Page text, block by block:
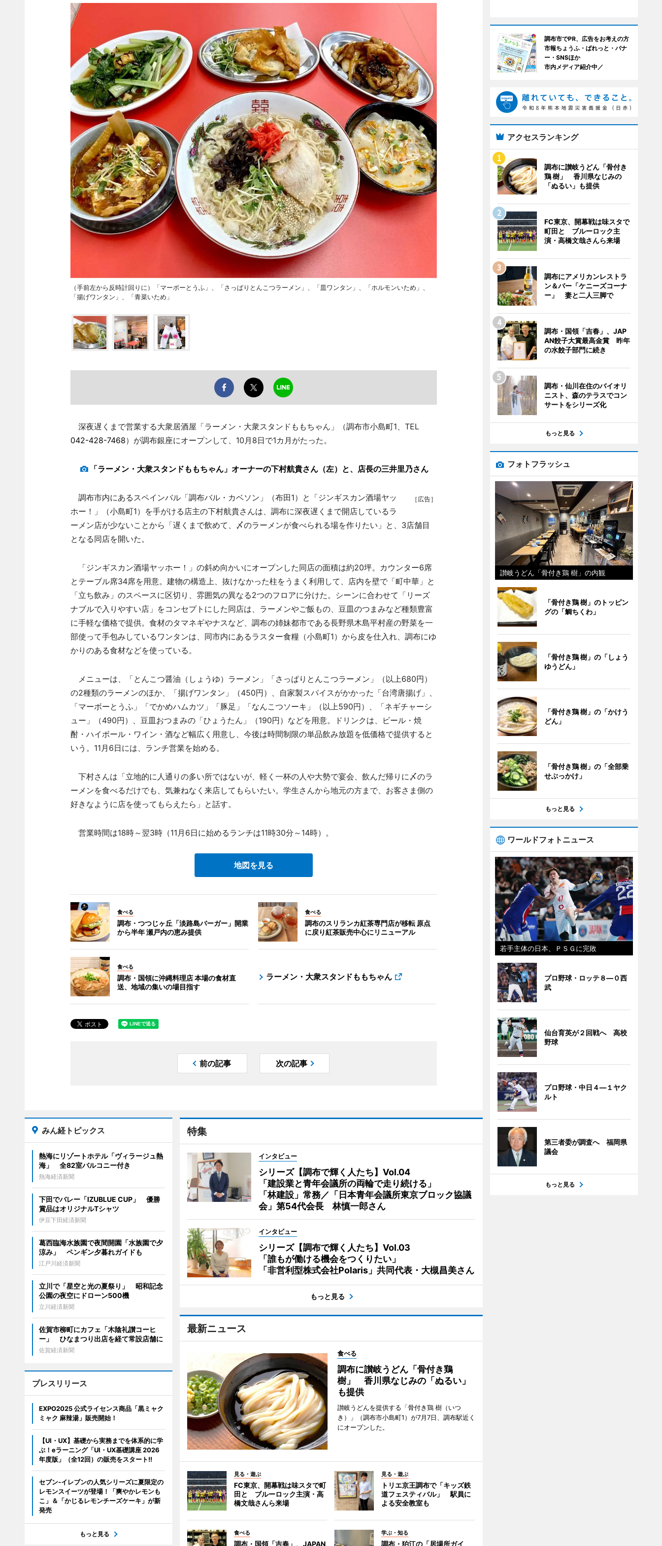
（手前左から反時計回りに）「マーボーとうふ」、「さっぱりとんこつラーメン」、「皿ワンタン」、「ホルモンいため」、
「揚げワンタン」、「青菜いため」
深夜遅くまで営業する大衆居酒屋「ラーメン・大衆スタンドももちゃん」（調布市小島町1、TEL
042-428-7468）が調布銀座にオープンして、10月8日で1カ月がたった。
「ラーメン・大衆スタンドももちゃん」オーナーの下村航貴さん（左）と、店長の三井里乃さん
［広告］
調布市内にあるスペインバル「調布バル・カベソン」（布田1）と「ジンギスカン酒場ヤッ
ホー！」（小島町1）を手がける店主の下村航貴さんは、調布に深夜遅くまで開店しているラ
ーメン店が少ないことから「遅くまで飲めて、〆のラーメンが食べられる場を作りたい」と、3店舗目
となる同店を開いた。
「ジンギスカン酒場ヤッホー！」の斜め向かいにオープンした同店の面積は約20坪。カウンター6席
とテーブル席34席を用意。建物の構造上、抜けなかった柱をうまく利用して、店内を壁で「町中華」と
「立ち飲み」のスペースに区切り、雰囲気の異なる2つのフロアに分けた。シーンに合わせて「リーズ
ナブルで入りやすい店」をコンセプトにした同店は、ラーメンやご飯もの、豆皿のつまみなど種類豊富
に手軽な価格で提供。食材のタマネギやナスなど、調布の姉妹都市である長野県木島平村産の野菜を一
部使って手包みしているワンタンは、同市内にあるラスター食糧（小島町1）から皮を仕入れ、調布にゆ
かりのある食材などを使っている。
メニューは、「とんこつ醤油（しょうゆ）ラーメン」「さっぱりとんこつラーメン」（以上680円）
の2種類のラーメンのほか、「揚げワンタン」（450円）、自家製スパイスがかかった「台湾唐揚げ」、
「マーボーとうふ」「でかめハムカツ」「豚足」「なんこつソーキ」（以上590円）、「ネギチャーシ
ュー」（490円）、豆皿おつまみの「ひょうたん」（190円）などを用意。ドリンクは、ビール・焼
酎・ハイボール・ワイン・酒など幅広く用意し、今後は時間制限の単品飲み放題を低価格で提供すると
いう。11月6日には、ランチ営業を始める。
下村さんは「立地的に人通りの多い所ではないが、軽く一杯の人や大勢で宴会、飲んだ帰りに〆のラ
ーメンを食べるだけでも、気兼ねなく来店してもらいたい。学生さんから地元の方まで、お客さま側の
好きなように店を使ってもらえたら」と話す。
営業時間は18時～翌3時（11月6日に始めるランチは11時30分～14時）。
地図を見る
食べる
調布・つつじヶ丘「淡路島バーガー」開業
から半年 瀬戸内の恵み提供
食べる
調布のスリランカ紅茶専門店が移転 原点
に戻り紅茶販売中心にリニューアル
食べる
調布・国領に沖縄料理店 本場の食材直
送、地域の集いの場目指す
ラーメン・大衆スタンドももちゃん
前の記事 次の記事
特集
インタビュー
シリーズ【調布で輝く人たち】Vol.04
「建設業と青年会議所の両輪で走り続ける」
「林建設」常務／「日本青年会議所東京ブロック協議
会」第54代会長 林慎一郎さん
インタビュー
シリーズ【調布で輝く人たち】Vol.03
「誰もが働ける機会をつくりたい」
「非営利型株式会社Polaris」共同代表・大槻昌美さん
もっと見る
最新ニュース
食べる
調布に讃岐うどん「骨付き鶏
樹」 香川県なじみの「ぬるい」
も提供
讃岐うどんを提供する「骨付き鶏 樹（いつ
き）」（調布市小島町1）が7月7日、調布駅近く
にオープンした。
見る・遊ぶ
FC東京、開幕戦は味スタで町
田と ブルーロック主演・高
橋文哉さんら来場
見る・遊ぶ
トリエ京王調布で「キッズ鉄
道フェスティバル」 駅員に
よる安全教室も
食べる
調布・国領「吉春」、JAPAN
学ぶ・知る
調布・狛江の「居場所ガイ
みん経トピックス
熱海にリゾートホテル「ヴィラージュ熱
海」 全82室バルコニー付き
熱海経済新聞
下田でバレー「IZUBLUE CUP」 優勝
賞品はオリジナルTシャツ
伊豆下田経済新聞
葛西臨海水族園で夜間開園「水族園で夕
涼み」 ペンギン夕暮れガイドも
江戸川経済新聞
立川で「星空と光の夏祭り」 昭和記念
公園の夜空にドローン500機
立川経済新聞
佐賀市柳町にカフェ「木陰礼讃コーヒ
ー」 ひなまつり出店を経て常設店舗に
佐賀経済新聞
プレスリリース
EXPO2025 公式ライセンス商品「黒ミャク
ミャク 麻辣湯」販売開始！
【UI・UX】基礎から実務までを体系的に学
ぶ！eラーニング「UI・UX基礎講座 2026
年度版」（全12回）の販売をスタート!!
セブン‐イレブンの人気シリーズに夏限定の
レモンスイーツが登場！「爽やかレモンも
こ」＆「かじるレモンチーズケーキ」が新
発売
もっと見る
調布市でPR、広告をお考えの方
市報ちょうふ・ぱれっと・バナ
ー・SNSほか
市内メディア紹介中／
アクセスランキング
調布に讃岐うどん「骨付き
鶏 樹」 香川県なじみの
「ぬるい」も提供
FC東京、開幕戦は味スタで
町田と ブルーロック主
演・高橋文哉さんら来場
調布にアメリカンレストラ
ン＆バー「ケニーズコーナ
ー」 妻と二人三脚で
調布・国領「吉春」、JAP
AN餃子大賞最高金賞 昨年
の水餃子部門に続き
調布・仙川在住のバイオリ
ニスト、森のテラスでコン
サートをシリーズ化
もっと見る
フォトフラッシュ
讃岐うどん「骨付き鶏 樹」の内観
「骨付き鶏 樹」のトッピン
グの「鯛ちくわ」
「骨付き鶏 樹」の「しょう
ゆうどん」
「骨付き鶏 樹」の「かけう
どん」
「骨付き鶏 樹」の「全部乗
せぶっかけ」
もっと見る
ワールドフォトニュース
若手主体の日本、ＰＳＧに完敗
プロ野球・ロッテ８―０西
武
仙台育英が２回戦へ 高校
野球
プロ野球・中日４―１ヤク
ルト
第三者委が調査へ 福岡県
議会
もっと見る